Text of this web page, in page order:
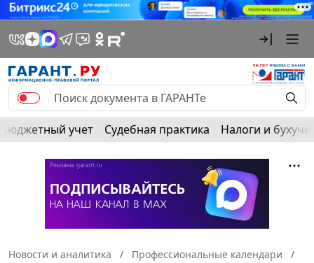
Бюджетный учет Судебная практика Налоги и
Новости и аналитика
Профессиональные календари